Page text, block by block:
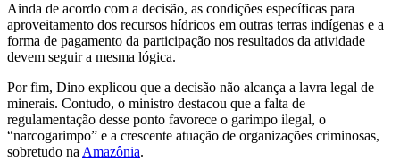
Ainda de acordo com a decisão, as condições específicas para
aproveitamento dos recursos hídricos em outras terras indígenas e a
forma de pagamento da participação nos resultados da atividade
devem seguir a mesma lógica.
Por fim, Dino explicou que a decisão não alcança a lavra legal de
minerais. Contudo, o ministro destacou que a falta de
regulamentação desse ponto favorece o garimpo ilegal, o
“narcogarimpo” e a crescente atuação de organizações criminosas,
sobretudo naAmazônia.